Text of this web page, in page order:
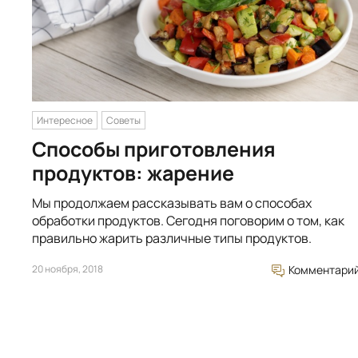
Интересное Советы
Способы приготовления
продуктов: жарение
Мы продолжаем рассказывать вам о способах
обработки продуктов. Сегодня поговорим о том, как
правильно жарить различные типы продуктов.
20 ноября, 2018